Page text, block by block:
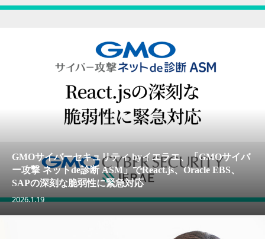
GMOサイバーセキュリティ byイエラエ、「GMOサイバ
ー攻撃 ネットde診断 ASM」でReact.js、Oracle EBS、
SAPの深刻な脆弱性に緊急対応
2026.1.19